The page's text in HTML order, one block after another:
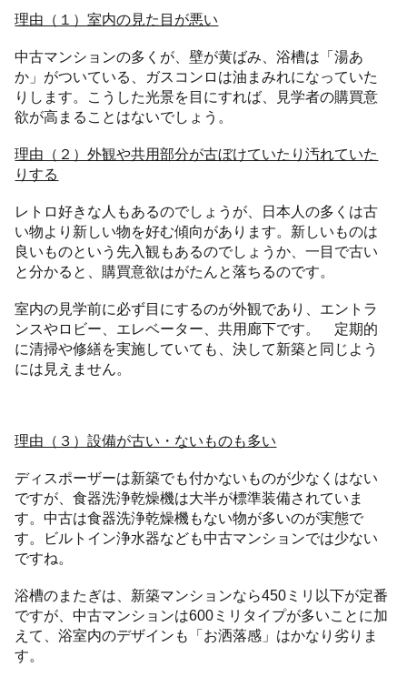
理由（１）室内の見た目が悪い
中古マンションの多くが、壁が黄ばみ、浴槽は「湯あ
か」がついている、ガスコンロは油まみれになっていた
りします。こうした光景を目にすれば、見学者の購買意
欲が高まることはないでしょう。
理由（２）外観や共用部分が古ぼけていたり汚れていた
りする
レトロ好きな人もあるのでしょうが、日本人の多くは古
い物より新しい物を好む傾向があります。新しいものは
良いものという先入観もあるのでしょうか、一目で古い
と分かると、購買意欲はがたんと落ちるのです。
室内の見学前に必ず目にするのが外観であり、エントラ
ンスやロビー、エレベーター、共用廊下です。 定期的
に清掃や修繕を実施していても、決して新築と同じよう
には見えません。
理由（３）設備が古い・ないものも多い
ディスポーザーは新築でも付かないものが少なくはない
ですが、食器洗浄乾燥機は大半が標準装備されていま
す。中古は食器洗浄乾燥機もない物が多いのが実態で
す。ビルトイン浄水器なども中古マンションでは少ない
ですね。
浴槽のまたぎは、新築マンションなら450ミリ以下が定番
ですが、中古マンションは600ミリタイプが多いことに加
えて、浴室内のデザインも「お洒落感」はかなり劣りま
す。